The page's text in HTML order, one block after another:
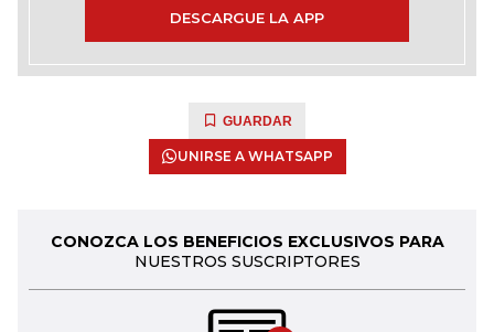
DESCARGUE LA APP
GUARDAR
UNIRSE A WHATSAPP
CONOZCA LOS BENEFICIOS EXCLUSIVOS PARA
NUESTROS SUSCRIPTORES